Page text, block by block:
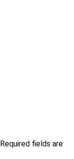
Required fields are